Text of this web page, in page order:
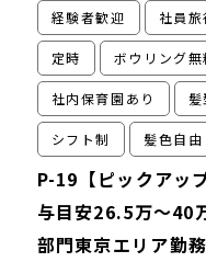
経験者歓迎 社員
定時 ボウリング無
社内保育園あり 髪
シフト制 髪色自由
P-19【ピックアッ
与目安26.5万～40
部門東京エリア勤